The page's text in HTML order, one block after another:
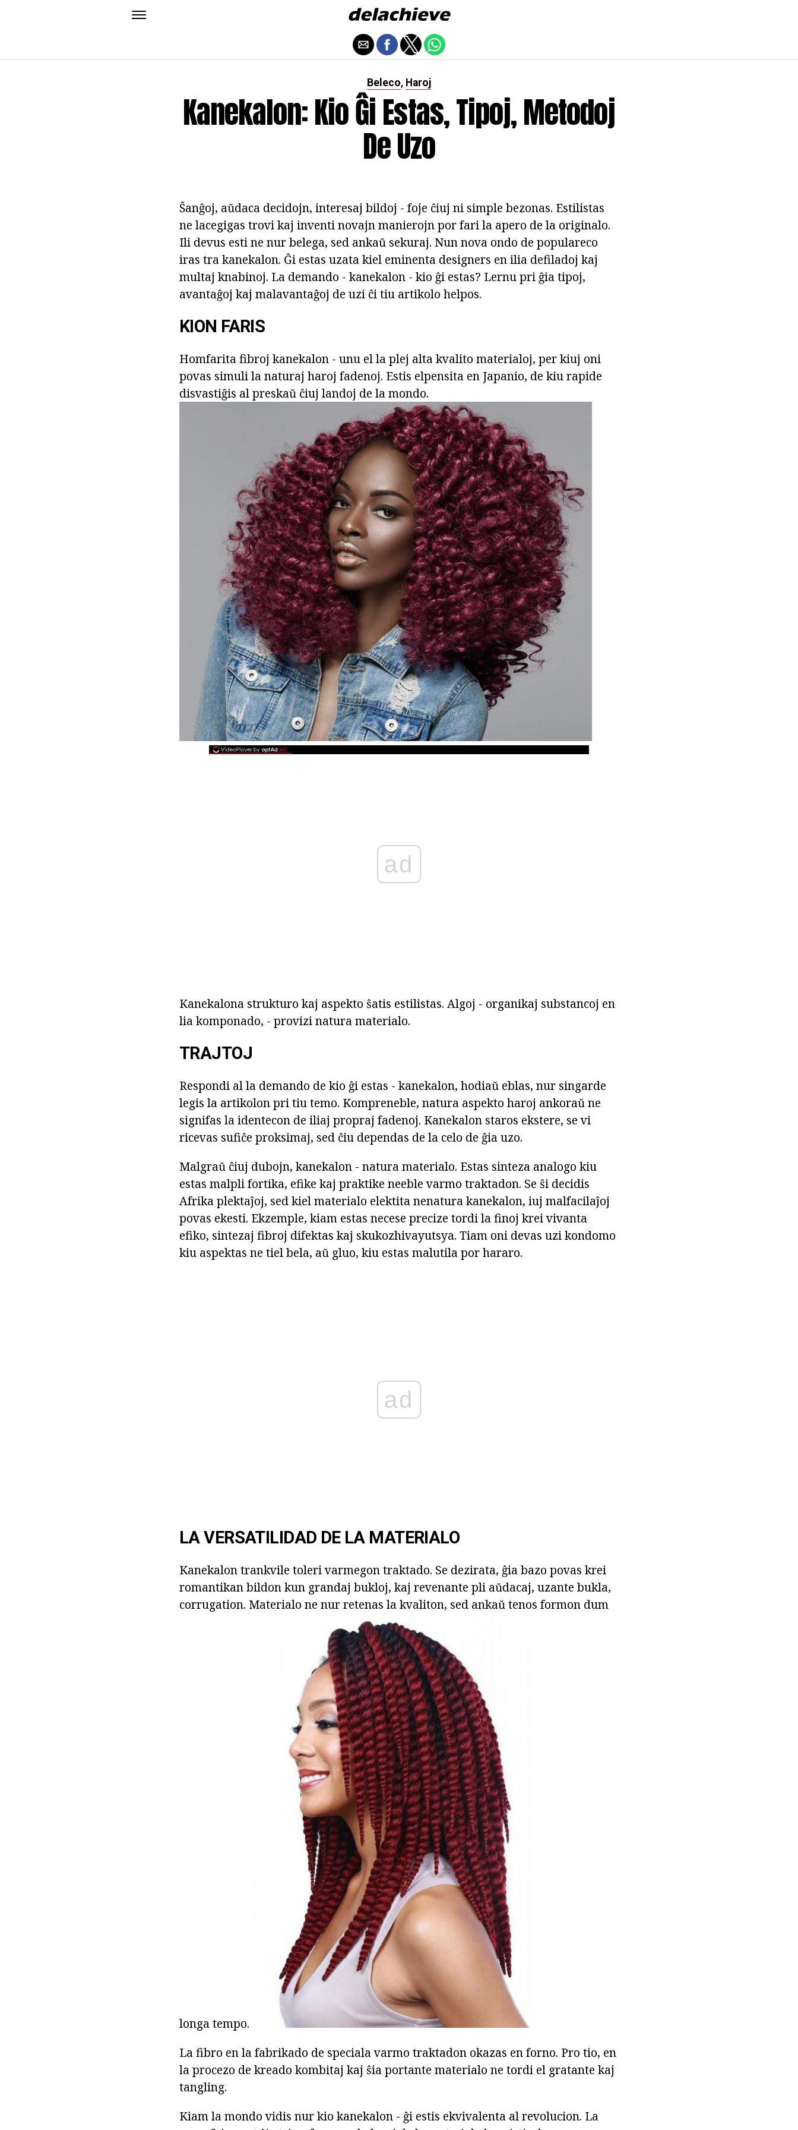
Beleco, Haroj
Kanekalon: Kio Ĝi Estas, Tipoj, Metodoj
De Uzo
Ŝanĝoj, aŭdaca decidojn, interesaj bildoj - foje ĉiuj ni simple bezonas. Estilistas
ne lacegigas trovi kaj inventi novajn manierojn por fari la apero de la originalo.
Ili devus esti ne nur belega, sed ankaŭ sekuraj. Nun nova ondo de populareco
iras tra kanekalon. Ĝi estas uzata kiel eminenta designers en ilia defiladoj kaj
multaj knabinoj. La demando - kanekalon - kio ĝi estas? Lernu pri ĝia tipoj,
avantaĝoj kaj malavantaĝoj de uzi ĉi tiu artikolo helpos.
KION FARIS
Homfarita fibroj kanekalon - unu el la plej alta kvalito materialoj, per kiuj oni
povas simuli la naturaj haroj fadenoj. Estis elpensita en Japanio, de kiu rapide
disvastiĝis al preskaŭ ĉiuj landoj de la mondo.
ad
Kanekalona strukturo kaj aspekto ŝatis estilistas. Algoj - organikaj substancoj en
lia komponado, - provizi natura materialo.
TRAJTOJ
Respondi al la demando de kio ĝi estas - kanekalon, hodiaŭ eblas, nur singarde
legis la artikolon pri tiu temo. Kompreneble, natura aspekto haroj ankoraŭ ne
signifas la identecon de iliaj propraj fadenoj. Kanekalon staros ekstere, se vi
ricevas sufiĉe proksimaj, sed ĉiu dependas de la celo de ĝia uzo.
Malgraŭ ĉiuj dubojn, kanekalon - natura materialo. Estas sinteza analogo kiu
estas malpli fortika, efike kaj praktike neeble varmo traktadon. Se ŝi decidis
Afrika plektaĵoj, sed kiel materialo elektita nenatura kanekalon, iuj malfacilaĵoj
povas ekesti. Ekzemple, kiam estas necese precize tordi la finoj krei vivanta
efiko, sintezaj fibroj difektas kaj skukozhivayutsya. Tiam oni devas uzi kondomo
kiu aspektas ne tiel bela, aŭ gluo, kiu estas malutila por hararo.
ad
LA VERSATILIDAD DE LA MATERIALO
Kanekalon trankvile toleri varmegon traktado. Se dezirata, ĝia bazo povas krei
romantikan bildon kun grandaj bukloj, kaj revenante pli aŭdacaj, uzante bukla,
corrugation. Materialo ne nur retenas la kvaliton, sed ankaŭ tenos formon dum
longa tempo.
La fibro en la fabrikado de speciala varmo traktadon okazas en forno. Pro tio, en
la procezo de kreado kombitaj kaj ŝia portante materialo ne tordi el gratante kaj
tangling.
Kiam la mondo vidis nur kio kanekalon - ĝi estis ekvivalenta al revolucion. La